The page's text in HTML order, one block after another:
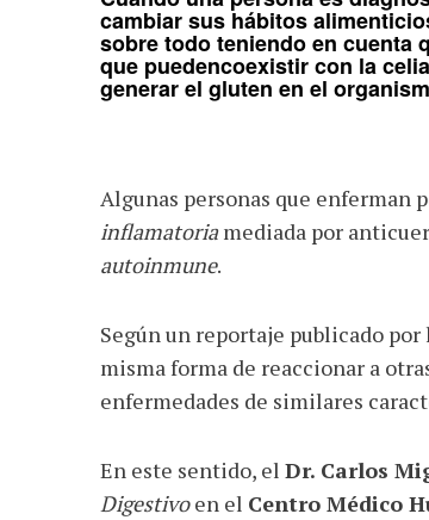
cambiar sus hábitos
sobre todo teniendo en cuenta
que puedencoexistir con la
generar el gluten en el
Algunas personas que enferman
inflamatoriamediada por
autoinmune.
Según un reportaje publicado por
misma forma de reaccionar a
enfermedades de similares
En este sentido, el Dr. Carlos
Digestivoen el Centro Médico